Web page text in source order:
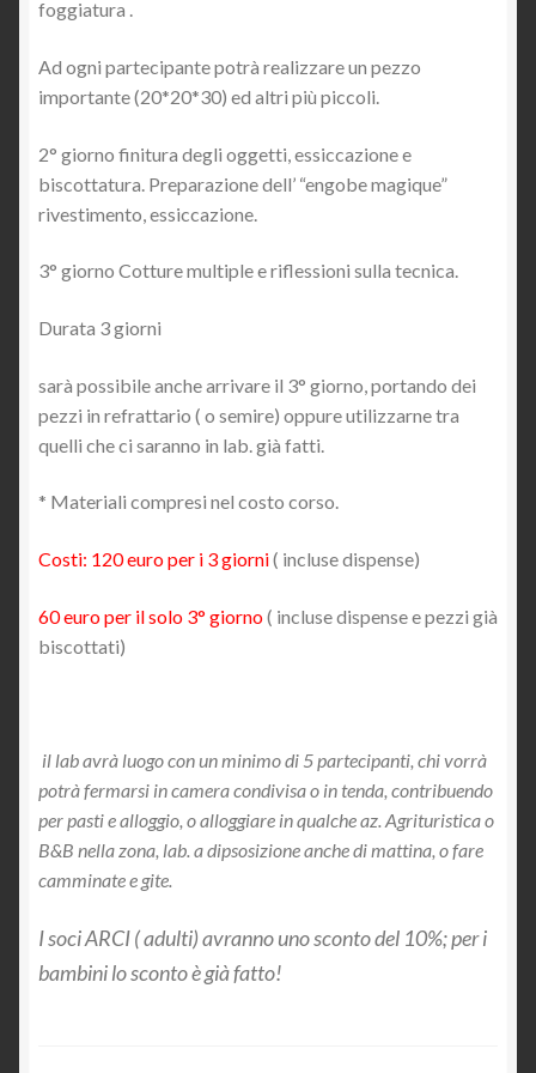
foggiatura .
Ad ogni partecipante potrà realizzare un pezzo
importante (20*20*30) ed altri più piccoli.
2° giorno finitura degli oggetti, essiccazione e
biscottatura. Preparazione dell’ “engobe magique”
rivestimento, essiccazione.
3° giorno Cotture multiple e riflessioni sulla tecnica.
Durata 3 giorni
sarà possibile anche arrivare il 3° giorno, portando dei
pezzi in refrattario ( o semire) oppure utilizzarne tra
quelli che ci saranno in lab. già fatti.
* Materiali compresi nel costo corso.
Costi: 120 euro per i 3giorni( incluse dispense)
60euro per il solo 3° giorno( incluse dispense e pezzi già
biscottati)
il lab avrà luogo con un minimo di 5 partecipanti, chi vorrà
potrà fermarsi in camera condivisa o in tenda, contribuendo
per pasti e alloggio, o alloggiare in qualche az. Agrituristica o
B&B nella zona, lab. a dipsosizione anche di mattina, o fare
camminate e gite.
I soci ARCI ( adulti) avranno uno sconto del 10%; per i
bambini lo sconto è già fatto!